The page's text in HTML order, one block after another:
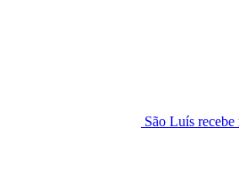
São Luís